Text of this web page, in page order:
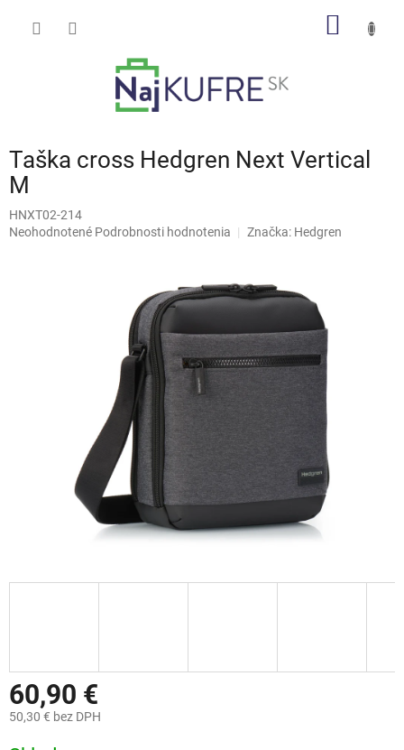
Taška cross Hedgren Next Vertical
M
HNXT02-214
Priemerné
Neohodnotené Podrobnosti hodnotenia Značka: Hedgren
60,90 €
50,30 € bez DPH